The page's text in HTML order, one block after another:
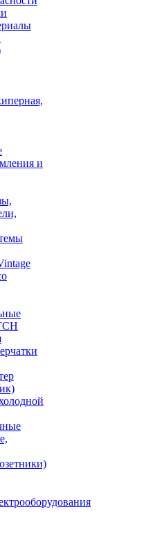
и